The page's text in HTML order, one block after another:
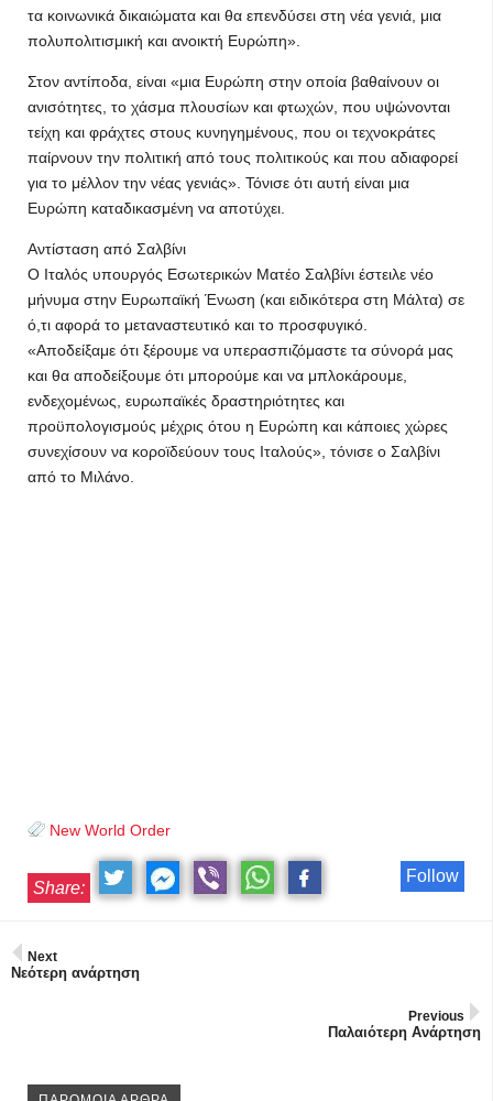
τα κοινωνικά δικαιώματα και θα επενδύσει στη νέα γενιά, μια
πολυπολιτισμική και ανοικτή Ευρώπη».
Στον αντίποδα, είναι «μια Ευρώπη στην οποία βαθαίνουν οι
ανισότητες, το χάσμα πλουσίων και φτωχών, που υψώνονται
τείχη και φράχτες στους κυνηγημένους, που οι τεχνοκράτες
παίρνουν την πολιτική από τους πολιτικούς και που αδιαφορεί
για το μέλλον την νέας γενιάς». Τόνισε ότι αυτή είναι μια
Ευρώπη καταδικασμένη να αποτύχει.
Αντίσταση από Σαλβίνι
Ο Ιταλός υπουργός Εσωτερικών Ματέο Σαλβίνι έστειλε νέο
μήνυμα στην Ευρωπαϊκή Ένωση (και ειδικότερα στη Μάλτα) σε
ό,τι αφορά το μεταναστευτικό και το προσφυγικό.
«Αποδείξαμε ότι ξέρουμε να υπερασπιζόμαστε τα σύνορά μας
και θα αποδείξουμε ότι μπορούμε και να μπλοκάρουμε,
ενδεχομένως, ευρωπαϊκές δραστηριότητες και
προϋπολογισμούς μέχρις ότου η Ευρώπη και κάποιες χώρες
συνεχίσουν να κοροϊδεύουν τους Ιταλούς», τόνισε ο Σαλβίνι
από το Μιλάνο.
New World Order
Follow
Share:
Next
Νεότερη ανάρτηση
Previous
Παλαιότερη Ανάρτηση